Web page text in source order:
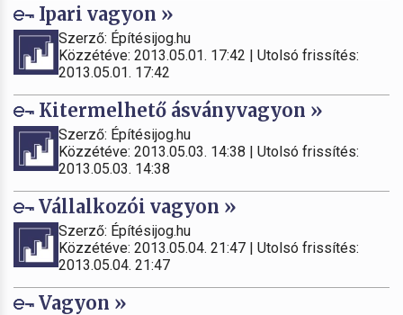
Ipari vagyon »
Szerző: Építésijog.hu
Közzétéve: 2013.05.01. 17:42 | Utolsó frissítés:
2013.05.01. 17:42
Kitermelhető ásványvagyon »
Szerző: Építésijog.hu
Közzétéve: 2013.05.03. 14:38 | Utolsó frissítés:
2013.05.03. 14:38
Vállalkozói vagyon »
Szerző: Építésijog.hu
Közzétéve: 2013.05.04. 21:47 | Utolsó frissítés:
2013.05.04. 21:47
Vagyon »